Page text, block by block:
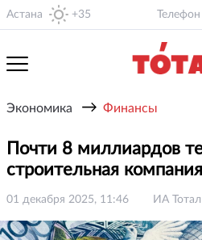
Астана +35
Экономика → Финансы
Почти 8 миллиардов
строительная
01 декабря 2025, 11:46 ИА Тотал